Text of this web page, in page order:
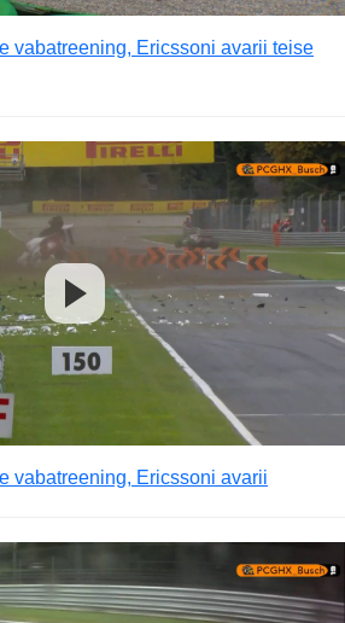
vabatreening, Ericssoni avarii teise
vabatreening, Ericssoni avarii